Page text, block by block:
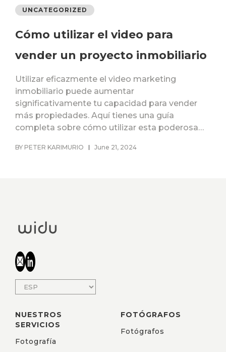
UNCATEGORIZED
Cómo utilizar el video para
vender un proyecto inmobiliario
Utilizar eficazmente el video marketing
inmobiliario puede aumentar
significativamente tu capacidad para vender
más propiedades. Aquí tienes una guía
completa sobre cómo utilizar esta poderosa
BY PETER KARIMURIO June 21, 2024
NUESTROS
SERVICIOS
Fotografía
FOTÓGRAFOS
Fotógrafos